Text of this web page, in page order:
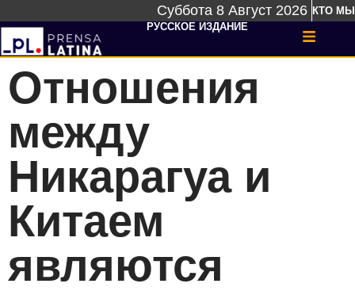
Суббота 8 Август 2026 КТО МЫ
РУССКОЕ ИЗДАНИЕ
Отношения
между
Никарагуа и
Китаем
являются